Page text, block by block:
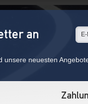
an
neuesten